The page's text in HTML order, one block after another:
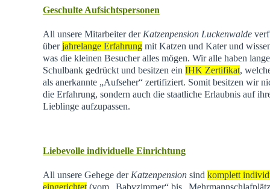
Geschulte Aufsichtspersonen
All unsere Mitarbeiter der Katzenpension Luckenwalde
überjahrelange Erfahrungmit Katzen und Kater und
was die kleinen Besucher alles mögen. Wir alle haben
Schulbank gedrückt und besitzen ein IHK Zertifikat,
als anerkannte „Aufseher“ zertifiziert. Somit besitzen wir
die Erfahrung, sondern auch die staatliche Erlaubnis auf
Lieblinge aufzupassen.
Liebevolle individuelle Einrichtung
All unsere Gehege der Katzenpensionsind komplett
eingerichtet(vom „Babyzimmer“ bis